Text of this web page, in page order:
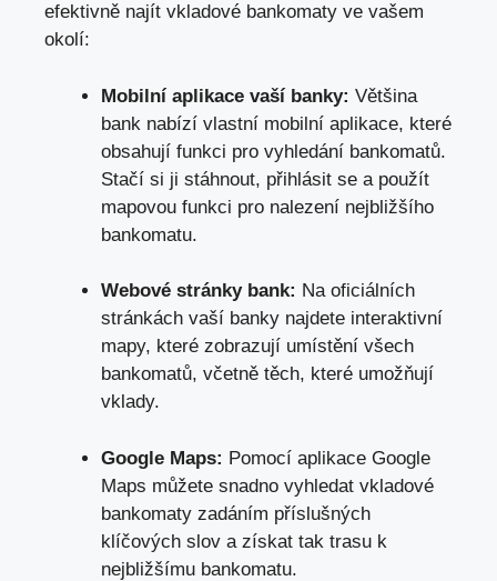
efektivně najít vkladové bankomaty ve vašem
okolí:
Mobilní aplikace vaší banky: Většina
bank nabízí vlastní mobilní aplikace, které
obsahují funkci pro vyhledání bankomatů.
Stačí si ji stáhnout, přihlásit se a použít
mapovou funkci pro nalezení nejbližšího
bankomatu.
Webové stránky bank: Na oficiálních
stránkách vaší banky najdete interaktivní
mapy, které zobrazují umístění všech
bankomatů, včetně těch, které umožňují
vklady.
Google Maps: Pomocí aplikace Google
Maps můžete snadno vyhledat vkladové
bankomaty zadáním příslušných
klíčových slov a získat tak trasu k
nejbližšímu bankomatu.